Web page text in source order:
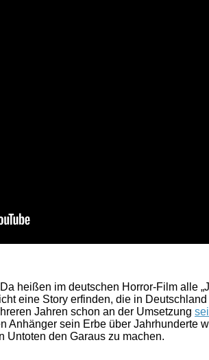
heißen im deutschen Horror-Film alle
eine Story erfinden, die in
Jahren schon an der Umsetzung
Anhänger sein Erbe über Jahrhunderte
Untoten den Garaus zu machen.